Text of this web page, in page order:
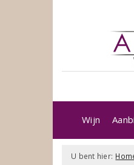
Wijn
U bent hier: